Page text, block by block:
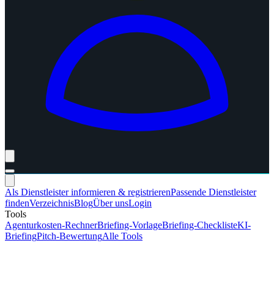
Als Dienstleister informieren & registrierenPassende Dienstleister
findenVerzeichnisBlogÜber unsLogin
Tools
Agenturkosten-RechnerBriefing-VorlageBriefing-ChecklisteKI-
BriefingPitch-BewertungAlle Tools